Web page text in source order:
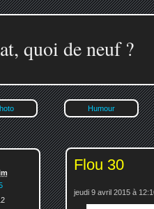
quoi de neuf ?
Humour
Flou 30
jeudi 9 avril 2015 à